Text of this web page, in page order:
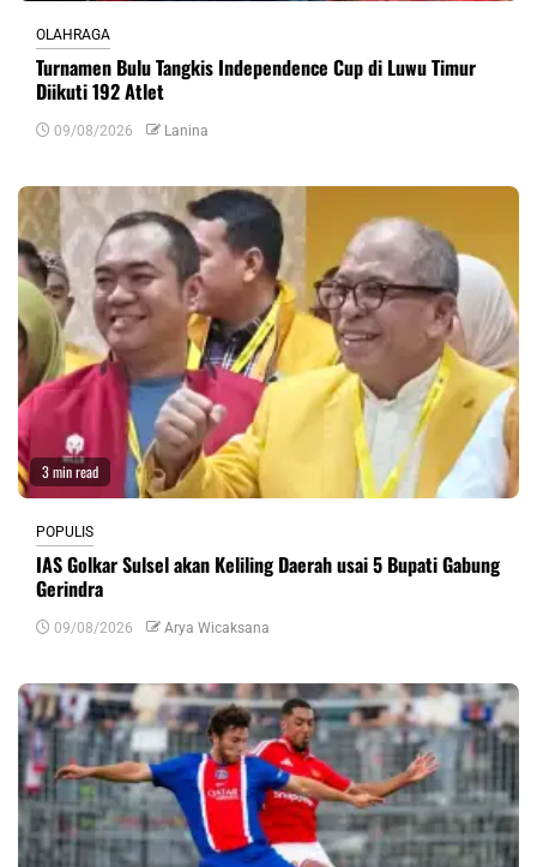
OLAHRAGA
Turnamen Bulu Tangkis Independence Cup di Luwu Timur
Diikuti 192 Atlet
09/08/2026 Lanina
3 min read
POPULIS
IAS Golkar Sulsel akan Keliling Daerah usai 5 Bupati Gabung
Gerindra
09/08/2026 Arya Wicaksana